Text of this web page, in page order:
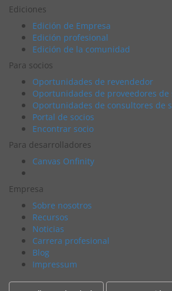
Ediciones
Edición de Empresa
Edición profesional
Edición de la comunidad
Para socios
Oportunidades de revendedor
Oportunidades de proveedores de
Oportunidades de consultores de
Portal de socios
Encontrar socio
Para desarrolladores
Canvas Onfinity
Empresa
Sobre nosotros
Recursos
Noticias
Carrera profesional
Blog
Impressum